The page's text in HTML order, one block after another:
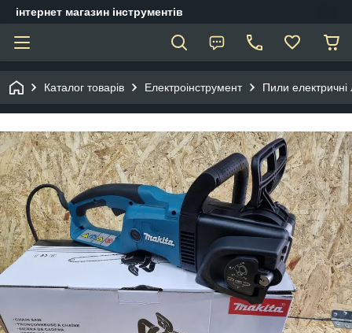
інтернет магазин інструментів
Каталог товарів Електроінструмент Пили електричні